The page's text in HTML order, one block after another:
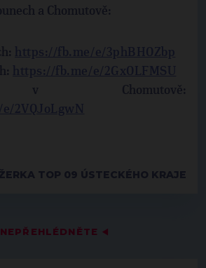
NEPŘEHLÉDNĚTE ◀
a Chomutově:
Chomutově:
TOP 09 ÚSTECKÉHO KRAJE